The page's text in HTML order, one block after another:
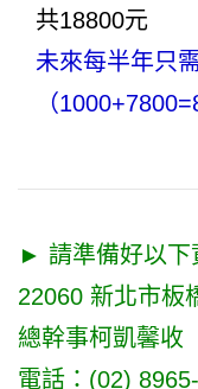
共18800元
未來每半年只
（
► 請準備好以下
22060 新北市板
總幹事柯凱馨收
電話：(02)